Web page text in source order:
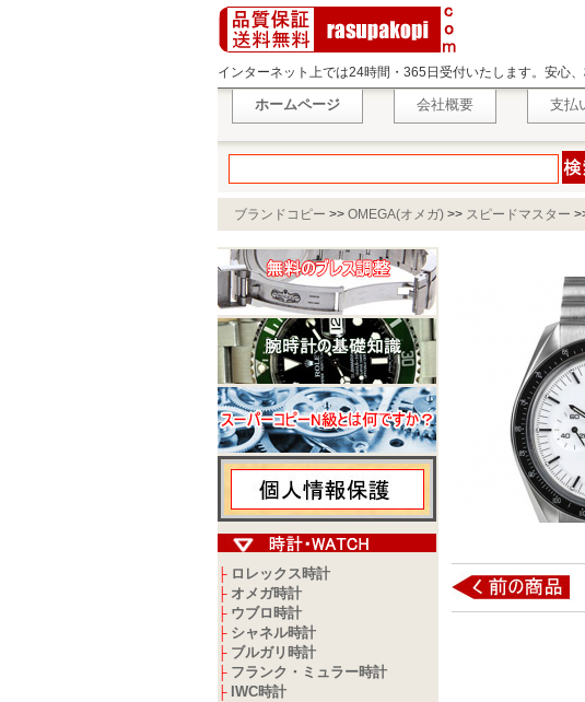
インターネット上では24時間・365日受付いたします。安心、
ホームページ 会社概要 支払
ブランドコピー >> OMEGA(オメガ) >> スピードマスター
├ ロレックス時計
├ オメガ時計
├ ウブロ時計
├ シャネル時計
├ ブルガリ時計
├ フランク・ミュラー時計
├ IWC時計